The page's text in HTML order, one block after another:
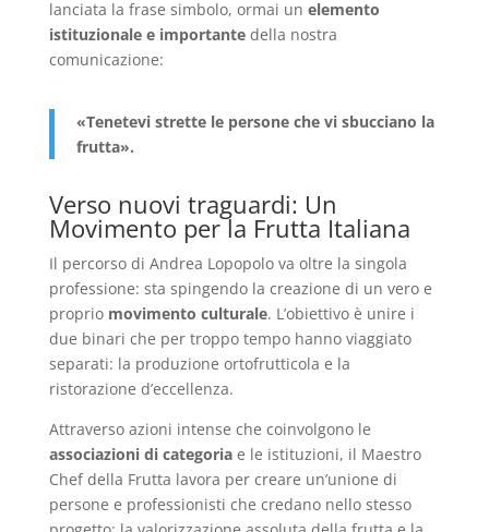
lanciata la frase simbolo, ormai un elemento
istituzionale e importantedella nostra
comunicazione:
«Tenetevi strette le persone che vi sbucciano la
frutta».
Verso nuovi traguardi: Un
Movimento per la Frutta Italiana
Il percorso di Andrea Lopopolo va oltre la singola
professione: sta spingendo la creazione di un vero e
proprio movimento culturale. L’obiettivo è unire i
due binari che per troppo tempo hanno viaggiato
separati: la produzione ortofrutticola e la
ristorazione d’eccellenza.
Attraverso azioni intense che coinvolgono le
associazioni di categoriae le istituzioni, il Maestro
Chef della Frutta lavora per creare un’unione di
persone e professionisti che credano nello stesso